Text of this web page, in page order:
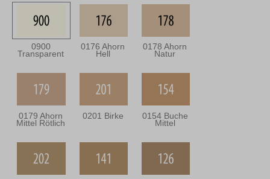
0900
Transparent
0176 Ahorn
Hell
0178 Ahorn
Natur
0179 Ahorn
Mittel Rötlich
0201 Birke 0154 Buche
Mittel